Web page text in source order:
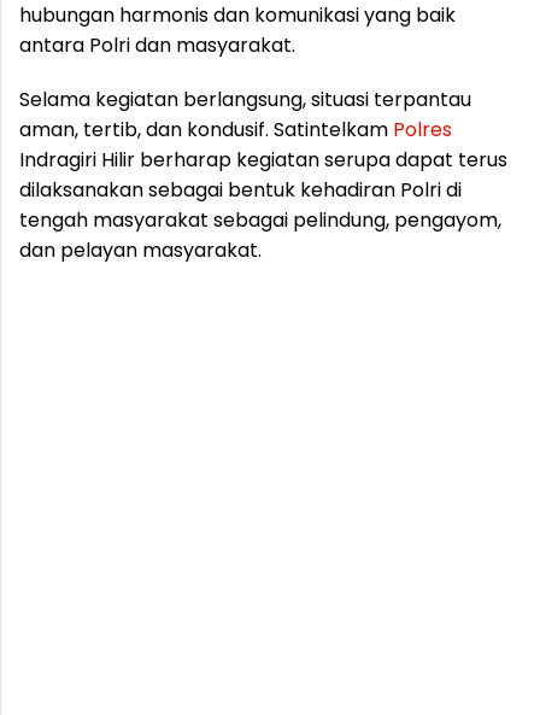
hubungan harmonis dan komunikasi yang baik
antara Polri dan masyarakat.
Selama kegiatan berlangsung, situasi terpantau
aman, tertib, dan kondusif. Satintelkam Polres
Indragiri Hilir berharap kegiatan serupa dapat terus
dilaksanakan sebagai bentuk kehadiran Polri di
tengah masyarakat sebagai pelindung, pengayom,
dan pelayan masyarakat.